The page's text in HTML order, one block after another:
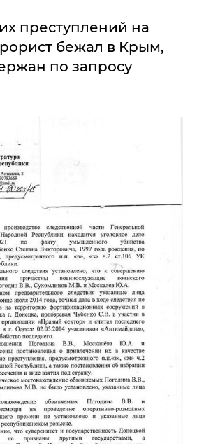
преступлений на
бежал в Крым,
по запросу